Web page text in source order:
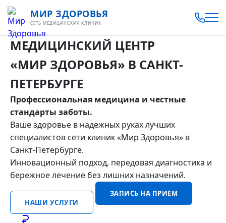
МИР ЗДОРОВЬЯ
СЕТЬ МЕДИЦИНСКИХ КЛИНИК
МЕДИЦИНСКИЙ ЦЕНТР
«МИР ЗДОРОВЬЯ» В САНКТ-
ПЕТЕРБУРГЕ
Профессиональная медицина и честные
стандарты заботы.
Ваше здоровье в надежных руках лучших
специалистов сети клиник «Мир Здоровья» в
Санкт-Петербурге.
Инновационный подход, передовая диагностика и
бережное лечение без лишних назначений.
НАШИ УСЛУГИ
ЗАПИСЬ НА ПРИЕМ